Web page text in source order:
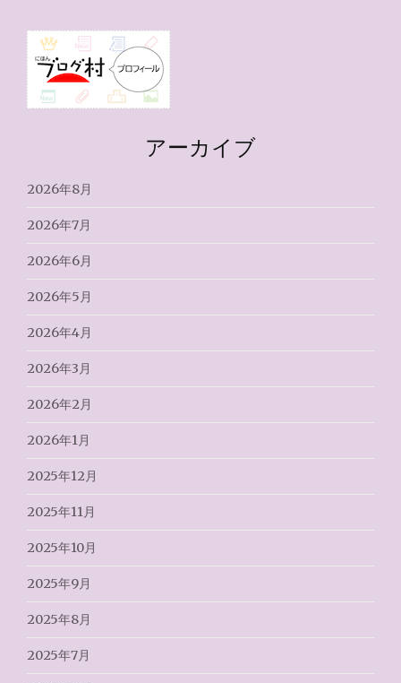
アーカイブ
2026年8月
2026年7月
2026年6月
2026年5月
2026年4月
2026年3月
2026年2月
2026年1月
2025年12月
2025年11月
2025年10月
2025年9月
2025年8月
2025年7月